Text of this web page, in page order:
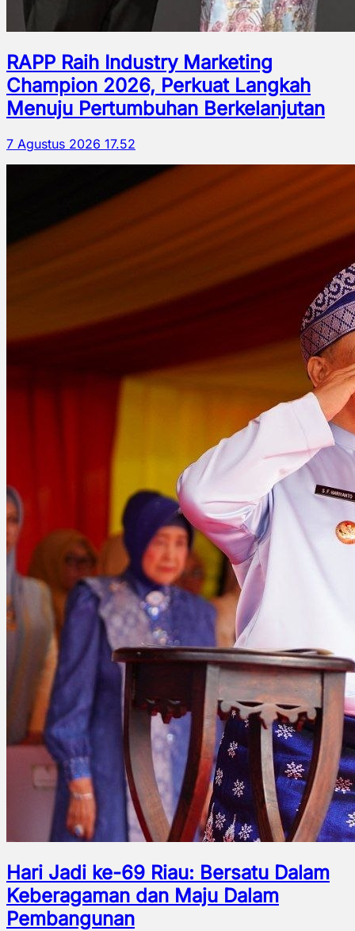
RAPP Raih Industry Marketing
Champion 2026, Perkuat Langkah
Menuju Pertumbuhan Berkelanjutan
7 Agustus 2026 17.52
Hari Jadi ke-69 Riau: Bersatu Dalam
Keberagaman dan Maju Dalam
Pembangunan